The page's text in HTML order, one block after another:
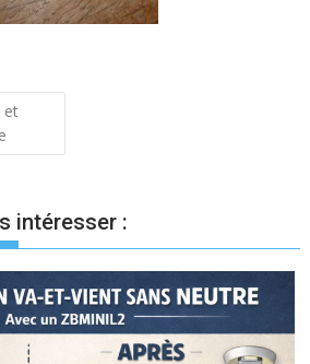
et
intéresser :